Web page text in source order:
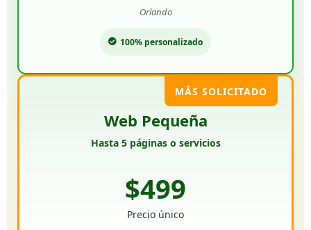
Orlando
100% personalizado
MÁS SOLICITADO
Web Pequeña
Hasta 5 páginas o servicios
$499
Precio único